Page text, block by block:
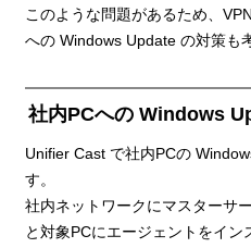
このような問題があるため、
への Windows Update の対策も
社内PCへの Windows
Unifier Cast で社内PCの
す。
社内ネットワークにマスターサ
と対象PCにエージェントをイ